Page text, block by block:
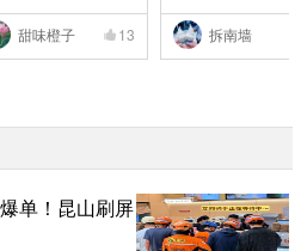
甜味橙子 13
..
拆南墙
单！昆山刷屏